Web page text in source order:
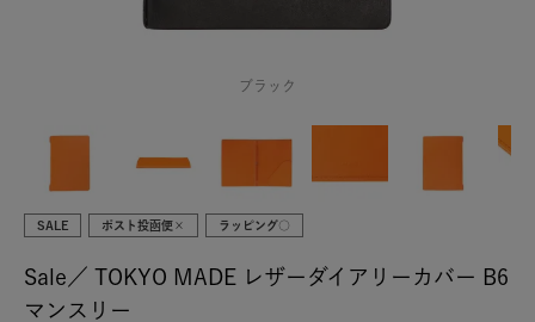
ブラック
SALE ポスト投函便× ラッピング○
Sale／ TOKYO MADE レザーダイアリーカバー B6
マンスリー